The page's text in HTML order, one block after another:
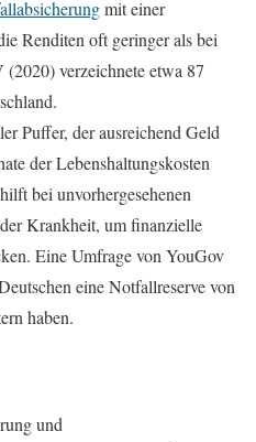
mit einer
Renditen oft geringer als bei
verzeichnete etwa 87
Puffer, der ausreichend Geld
der Lebenshaltungskosten
bei unvorhergesehenen
Krankheit, um finanzielle
Eine Umfrage von YouGov
eine Notfallreserve von
haben.
und